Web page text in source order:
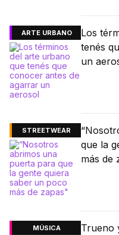
ARTE URBANO
Los
tenés
un
STREETWEAR
que la
más de
MÚSICA
Trueno